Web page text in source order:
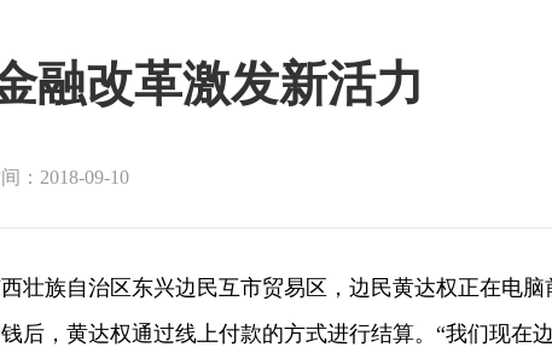
融改革激发新活力
：2018-09-10
族自治区东兴边民互市贸易区，边民黄达权正在电脑
后，黄达权通过线上付款的方式进行结算。“我们现在